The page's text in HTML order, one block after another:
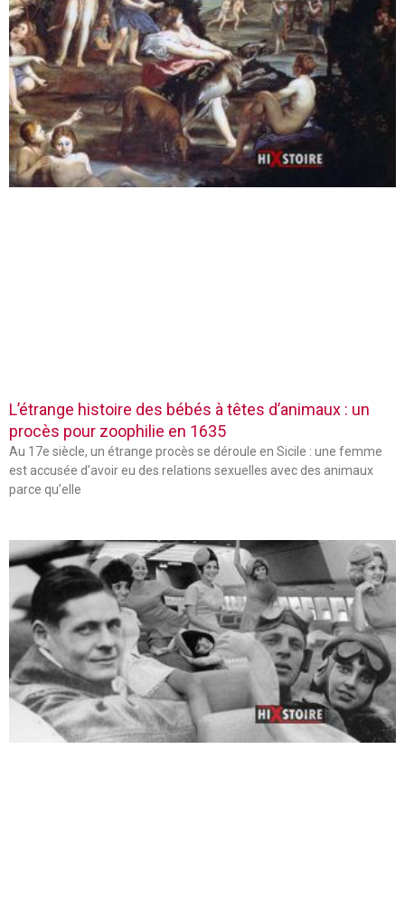
L’étrange histoire des bébés à têtes d’animaux : un
procès pour zoophilie en 1635
Au 17e siècle, un étrange procès se déroule en Sicile : une femme
est accusée d’avoir eu des relations sexuelles avec des animaux
parce qu’elle